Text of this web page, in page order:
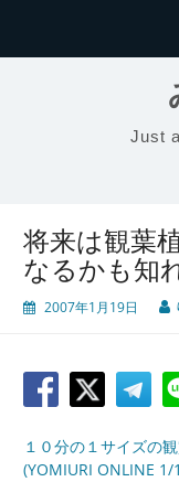
Just
将来は観葉
なるかも知
2007年1月19日
１０分の１サイズの
(YOMIURI ONLINE 1/